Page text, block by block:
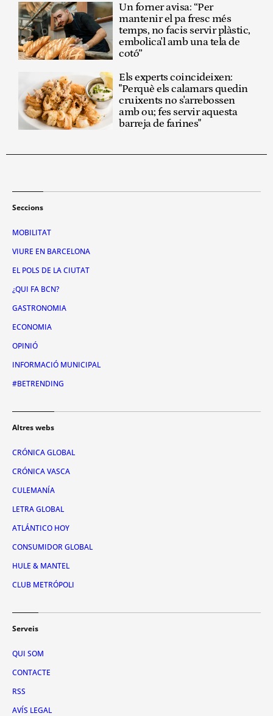
Un forner avisa: “Per
mantenir el pa fresc més
temps, no facis servir plàstic,
embolica'l amb una tela de
cotó”
Els experts coincideixen:
"Perquè els calamars quedin
cruixents no s'arrebossen
amb ou; fes servir aquesta
barreja de farines"
Seccions
MOBILITAT
VIURE EN BARCELONA
EL POLS DE LA CIUTAT
¿QUI FA BCN?
GASTRONOMIA
ECONOMIA
OPINIÓ
INFORMACIÓ MUNICIPAL
#BETRENDING
Altres webs
CRÓNICA GLOBAL
CRÓNICA VASCA
CULEMANÍA
LETRA GLOBAL
ATLÁNTICO HOY
CONSUMIDOR GLOBAL
HULE & MANTEL
CLUB METRÓPOLI
Serveis
QUI SOM
CONTACTE
RSS
AVÍS LEGAL